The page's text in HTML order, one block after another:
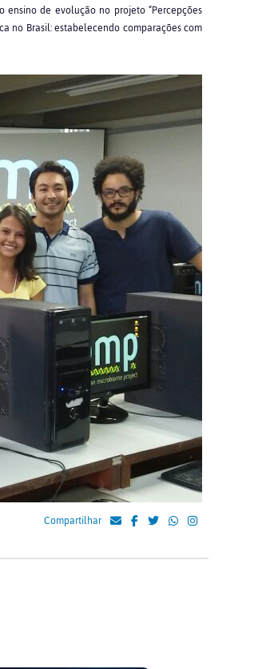
de evolução no projeto “Percepções
no Brasil: estabelecendo comparações com
Compartilhar